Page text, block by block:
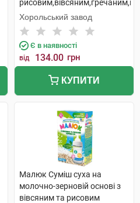
борошном з 6 місяців 350 г 1
коробка
Хорольський завод
Є в наявності
від 134.00 грн
КУПИТИ
Малюк Суміш суха на
молочно-зерновій основі з
вівсяним та рисовим